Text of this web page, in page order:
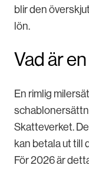
blir den
lön.
Vad är
En rimlig
Skatteverket.
kan betala ut till
För 2026 är